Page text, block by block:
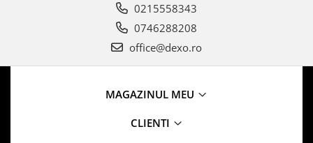
0215558343
0746288208
office@dexo.ro
MAGAZINUL MEU
CLIENTI